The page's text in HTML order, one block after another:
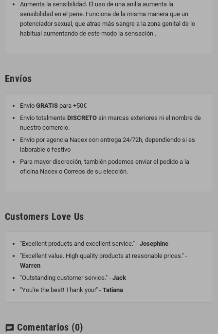
Aumenta la sensibilidad. El uso de una anilla aumenta la
sensibilidad en el pene. Funciona de la misma manera que un
potenciador sexual, que atrae más sangre a la zona genital de lo
habitual aumentando de este modo la sensación .
Envíos
Envío GRATIS para +50€
Envío totalmente DISCRETO sin marcas exteriores ni el nombre de
nuestro comercio.
Envío por agencia Nacex con entrega 24/72h, dependiendo si es
laborable o festivo
Para mayor discreción, también podemos enviar el pedido a la
oficina Nacex o Correos de su elección.
Customers Love Us
"Excellent products and excellent service." - Josephine
"Excellent value. High quality products at reasonable prices." -
Warren
"Outstanding customer service." - Jack
"You're the best! Thank you!" - Tatiana
chat Comentarios (0)